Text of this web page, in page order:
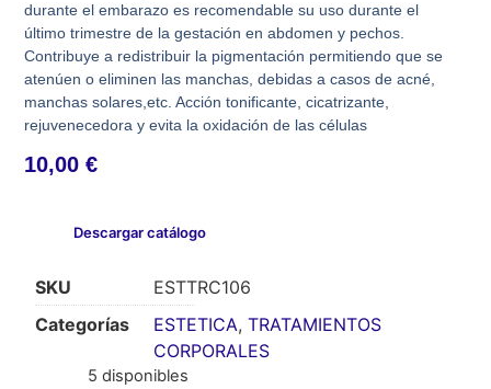
durante el embarazo es recomendable su uso durante el
último trimestre de la gestación en abdomen y pechos.
Contribuye a redistribuir la pigmentación permitiendo que se
atenúen o eliminen las manchas, debidas a casos de acné,
manchas solares,etc. Acción tonificante, cicatrizante,
rejuvenecedora y evita la oxidación de las células
10,00€
Descargar catálogo
SKU
ESTTRC106
Categorías
ESTETICA,TRATAMIENTOS
CORPORALES
5 disponibles